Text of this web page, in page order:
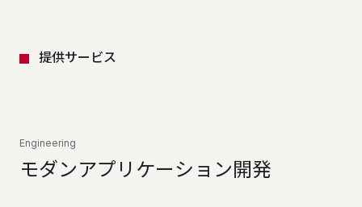
提供サービス
Engineering
モダンアプリケーション開発